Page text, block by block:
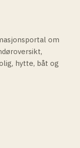
om
hytte, båt og